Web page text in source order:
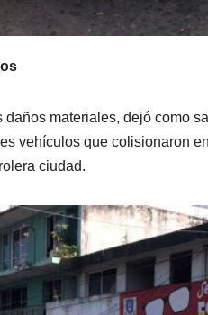
daños materiales, dejó como
vehículos que colisionaron
ciudad.